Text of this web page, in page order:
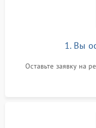
Не работают сенсорные
1. Вы
Оставьте заявку на